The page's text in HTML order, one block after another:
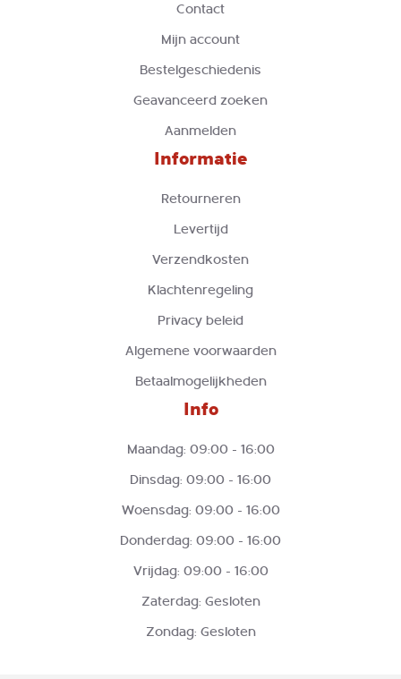
Contact
Mijn account
Bestelgeschiedenis
Geavanceerd zoeken
Aanmelden
Informatie
Retourneren
Levertijd
Verzendkosten
Klachtenregeling
Privacy beleid
Algemene voorwaarden
Betaalmogelijkheden
Info
Maandag: 09:00 - 16:00
Dinsdag: 09:00 - 16:00
Woensdag: 09:00 - 16:00
Donderdag: 09:00 - 16:00
Vrijdag: 09:00 - 16:00
Zaterdag: Gesloten
Zondag: Gesloten